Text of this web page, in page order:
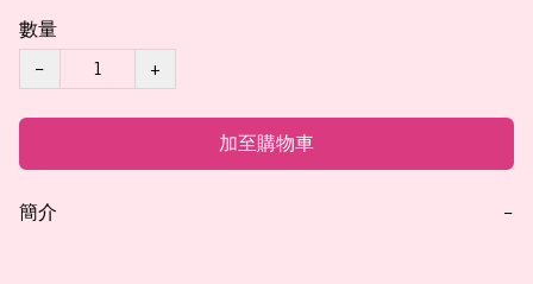
數量
−
+
加至購物車
簡介 −